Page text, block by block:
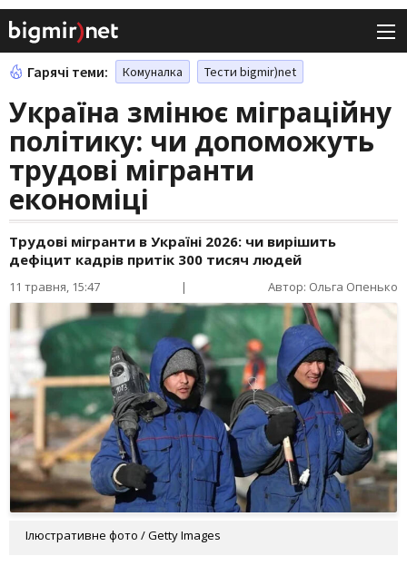
Гарячі теми: Комуналка Тести bigmir)net
Україна змінює міграційну
політику: чи допоможуть
трудові мігранти
економіці
Трудові мігранти в Україні 2026: чи вирішить
дефіцит кадрів притік 300 тисяч людей
11 травня, 15:47 | Автор: Ольга Опенько
Ілюстративне фото / Getty Images